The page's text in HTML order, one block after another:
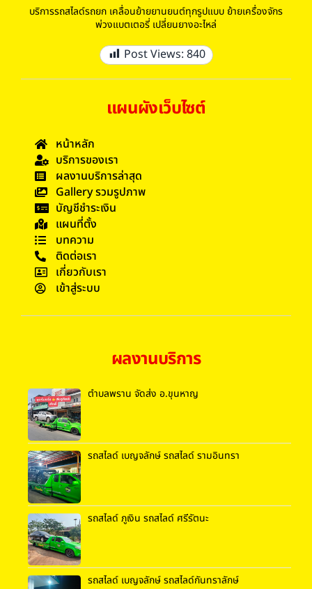
บริการรถสไลด์รถยก เคลื่อนย้ายยานยนต์ทุกรูปแบบ ย้ายเครื่องจักร
พ่วงแบตเตอรี่ เปลี่ยนยางอะไหล่
Post Views: 840
แผนผังเว็บไซต์
หน้าหลัก
บริการของเรา
ผลงานบริการล่าสุด
Gallery รวมรูปภาพ
บัญชีชำระเงิน
แผนที่ตั้ง
บทความ
ติดต่อเรา
เกี่ยวกับเรา
เข้าสู่ระบบ
ผลงานบริการ
ตำบลพราน จัดส่ง อ.ขุนหาญ
รถสไลด์ เบญจลักษ์ รถสไลด์ รามอินทรา
รถสไลด์ ภูเงิน รถสไลด์ ศรีรัตนะ
รถสไลด์ เบญจลักษ์ รถสไลด์กันทราลักษ์